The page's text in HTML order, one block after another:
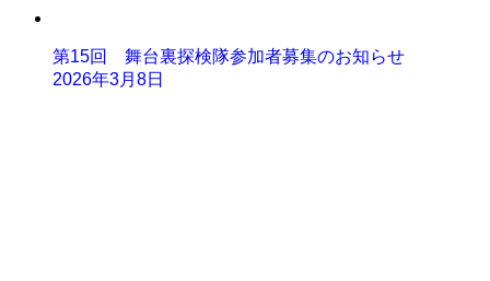
第15回 舞台裏探検隊参加者募集のお知らせ
2026年3月8日